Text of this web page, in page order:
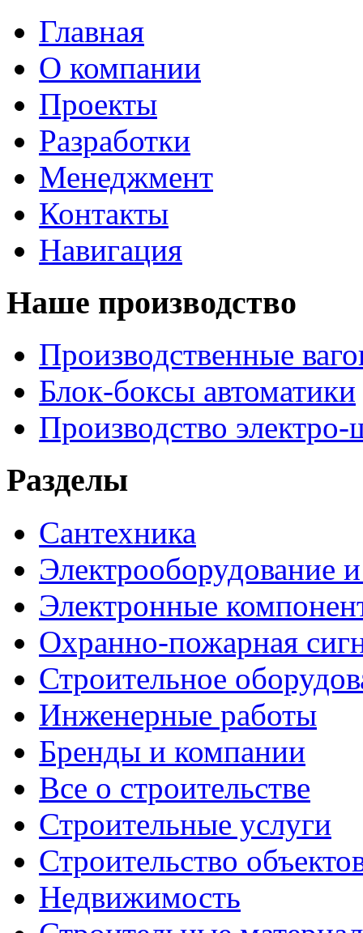
Главная
О компании
Проекты
Разработки
Менеджмент
Контакты
Навигация
Наше производство
Производственные
Блок-боксы автоматики
Производство
Разделы
Сантехника
Электрооборудование
Электронные
Охранно-пожарная
Строительное
Инженерные работы
Бренды и компании
Все о строительстве
Строительные услуги
Строительство
Недвижимость